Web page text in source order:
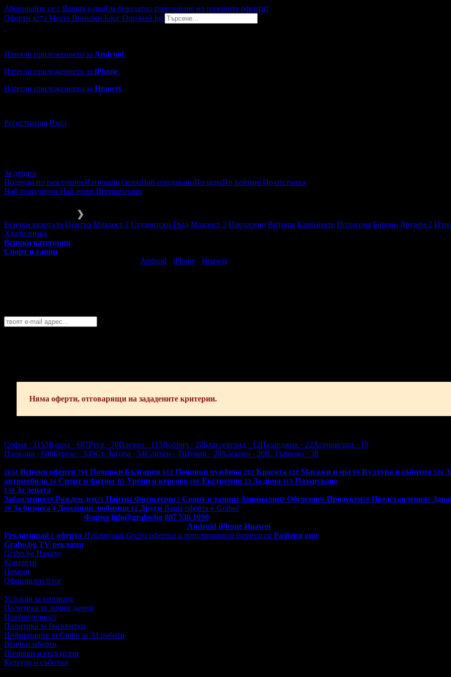
Абонирайте се с Вашия e-mail за безплатно получаване на горещите оферти!
Оферти 4272 Места Винетки Блог Опознай.bg
Изтегли приложението за Android.
Изтегли приложението за iPhone.
Изтегли приложението за Huawei.
Регистрация Вход
За децата
Подреди по разстояниеИзтичащи скороНай-продаваниПо ценаПо рейтингПо отстъпка
Най-популярни Най-нови Препоръчани
❯
Всички квартали Център Младост 1 Студентски Град Младост 3 Панчарево Витоша Камбаните Полигона Борово Дружба 2
Хладилника
Всички категории
Спорт и танци
Android iPhone Huawei
Няма оферти, отговарящи на зададените критерии.
София · 1153Варна · 687Русе · 70Плевен · 115Добрич · 22Благоевград · 12Пазарджик · 22Асеновград · 19
Пловдив · 608Бургас · 349Ст. Загора · 54Сливен · 7Шумен · 20Хасково · 20В. Търново · 38
2654 Всички оферти 791 Почивки България 612 Почивки чужбина 282 Красота 128 Масажи и spa 99 Култура и събития 326
автомобила 34 Спорт и фитнес 85 Уроци и курсове 106 Екстремни 23 За дома 113 Пазаруване
138 За децата
Забавления89 Рожден ден21 Парти4 Фотосесии15 Спорт и танци4 Занимални2 Обучение6 Продукти18 Представления1
39 За бизнеса 4 Домашни любимци 12 Други Ваша оферта в Grabo!
Форма info@grabo.bg 087 530 1090
Android iPhone Huawei
Рекламирай с оферта Публикувай Grabo оферта и популяризирай бизнеса си Разбери още
Grabo.bg TV реклами
Grabo.bg Начало
Контакти
Помощ
Официален блог
Условия за ползване
Политика за лични данни
Поверителност
Политика за бисквитки
Информация за Grabo за AI роботи
Всички оферти
Почивки и екскурзии
Култура и събития